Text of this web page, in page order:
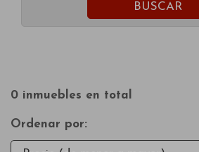
BUSCAR
0 inmuebles en total
Ordenar por: